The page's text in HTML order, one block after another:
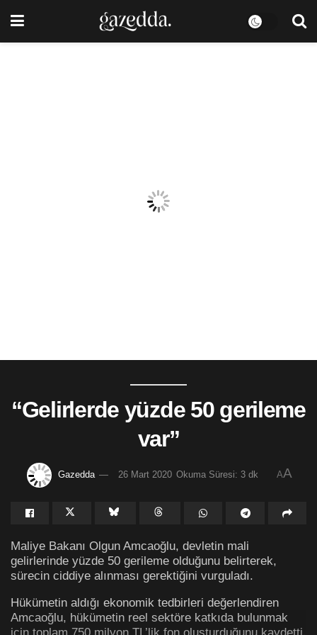
“Gelirlerde yüzde 50 gerileme
var”
Gazedda 26 Mart 2020 Okuma Süresi: 3 dk AA
Maliye Bakanı Olgun Amcaoğlu, devletin mali
gelirlerinde yüzde 50 gerileme olduğunu belirterek,
sürecin ciddiye alınması gerektiğini vurguladı.
Hükümetin aldığı ekonomik tedbirleri değerlendiren
Amcaoğlu, hükümetin reel sektöre katkıda bulunmak